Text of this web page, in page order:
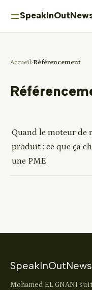
⚌
Accueil Référencement
Quand le moteur de
produit : ce que ça
une PME
SpeakInOutNews
Mohamed EL GNANI